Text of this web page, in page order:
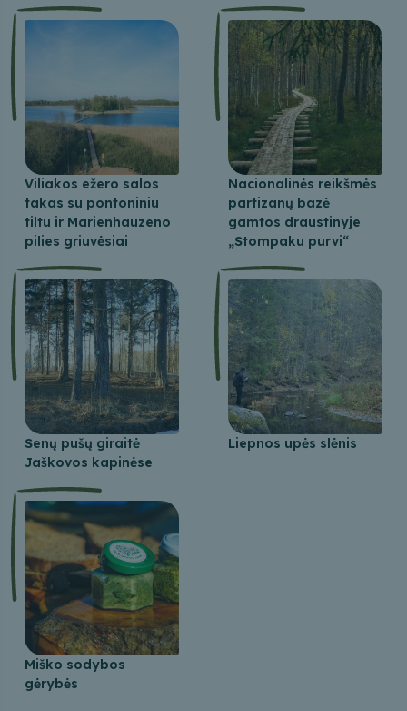
Viliakos ežero salos
takas su pontoniniu
tiltu ir Marienhauzeno
pilies griuvėsiai
Nacionalinės reikšmės
partizanų bazė
gamtos draustinyje
„Stompaku purvi“
Senų pušų giraitė
Jaškovos kapinėse
Liepnos upės slėnis
Miško sodybos
gėrybės